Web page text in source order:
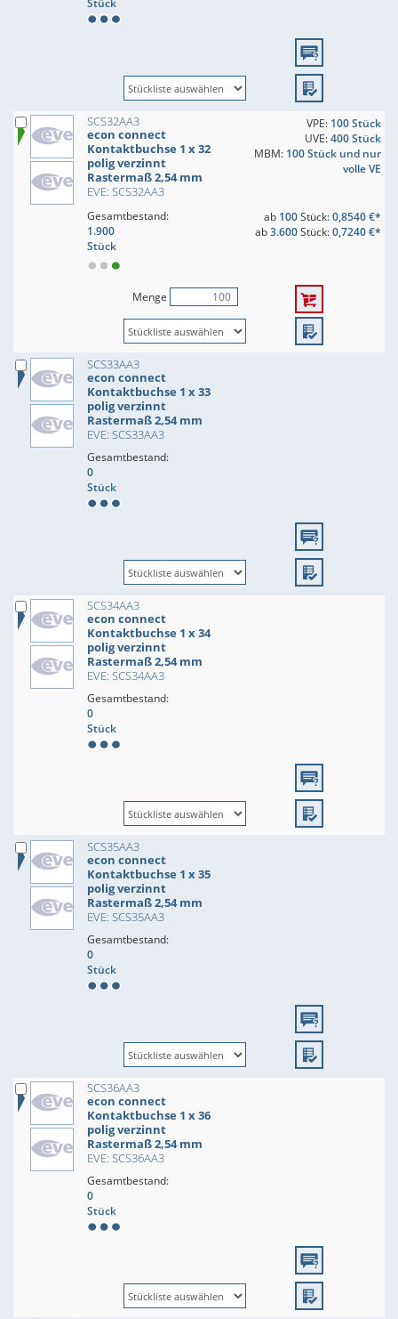
Stück
SCS32AA3
econ connect
Kontaktbuchse 1 x 32
polig verzinnt
Rastermaß 2,54 mm
EVE: SCS32AA3
VPE: 100 Stück
UVE:400 Stück
MBM: 100 Stück und nur
volle VE
Gesamtbestand:
1.900
Stück
ab 100Stück:0,8540 €*
ab3.600Stück:0,7240 €*
Menge
SCS33AA3
econ connect
Kontaktbuchse 1 x 33
polig verzinnt
Rastermaß 2,54 mm
EVE: SCS33AA3
Gesamtbestand:
0
Stück
SCS34AA3
econ connect
Kontaktbuchse 1 x 34
polig verzinnt
Rastermaß 2,54 mm
EVE: SCS34AA3
Gesamtbestand:
0
Stück
SCS35AA3
econ connect
Kontaktbuchse 1 x 35
polig verzinnt
Rastermaß 2,54 mm
EVE: SCS35AA3
Gesamtbestand:
0
Stück
SCS36AA3
econ connect
Kontaktbuchse 1 x 36
polig verzinnt
Rastermaß 2,54 mm
EVE: SCS36AA3
Gesamtbestand:
0
Stück